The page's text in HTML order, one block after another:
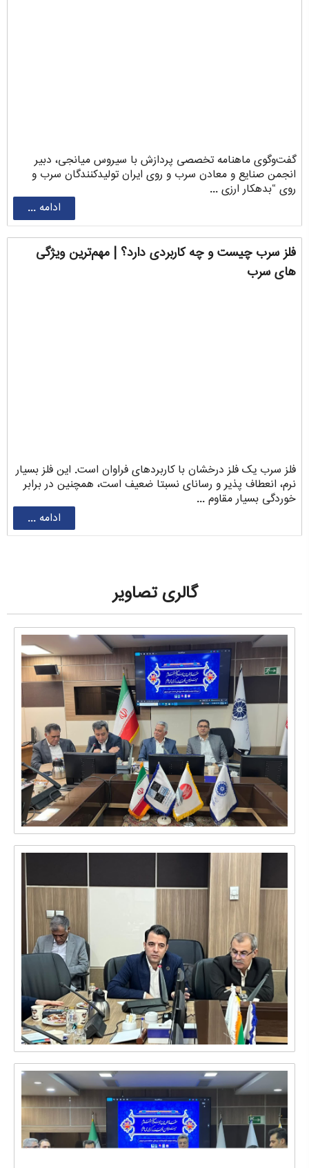
گفت‌وگوی ماهنامه تخصصی پردازش با سیروس ‌میانجی، دبیر
انجمن صنایع و معادن سرب و روی ایران تولیدکنندگان سرب و
روی “بدهکار ارزی ...
ادامه ...
فلز سرب چیست و چه کاربردی دارد؟ | مهم‌ترین ویژگی
های سرب
فلز سرب یک فلز درخشان با کاربردهای فراوان است. این فلز بسیار
نرم، انعطاف پذیر و رسانای نسبتا ضعیف است، همچنین در برابر
خوردگی بسیار مقاوم ...
ادامه ...
گالری تصاویر